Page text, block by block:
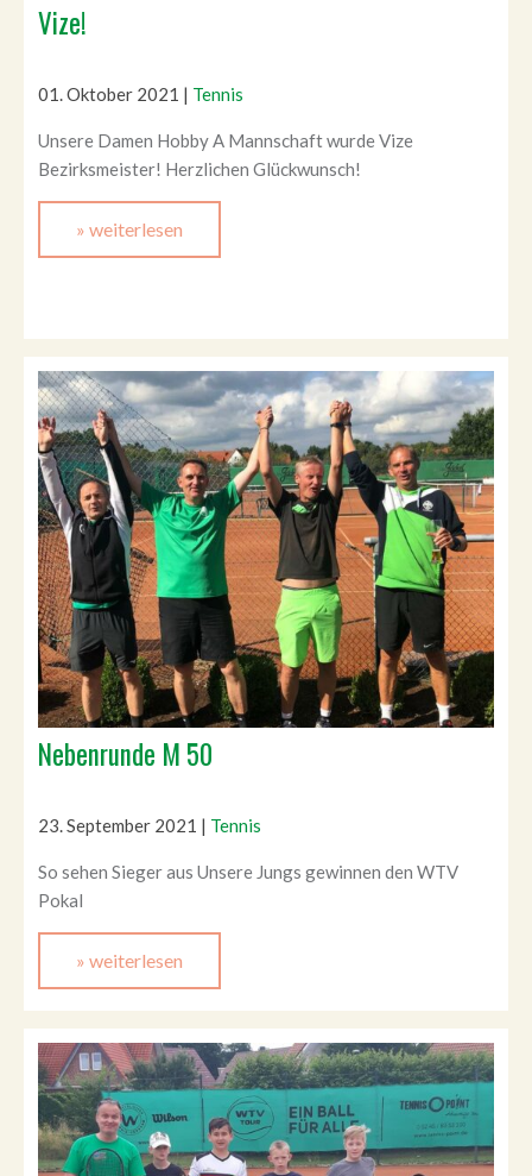
Vize!
01. Oktober 2021 | Tennis
Unsere Damen Hobby A Mannschaft wurde Vize
Bezirksmeister! Herzlichen Glückwunsch!
» weiterlesen
Nebenrunde M 50
23. September 2021 | Tennis
So sehen Sieger aus Unsere Jungs gewinnen den WTV
Pokal
» weiterlesen